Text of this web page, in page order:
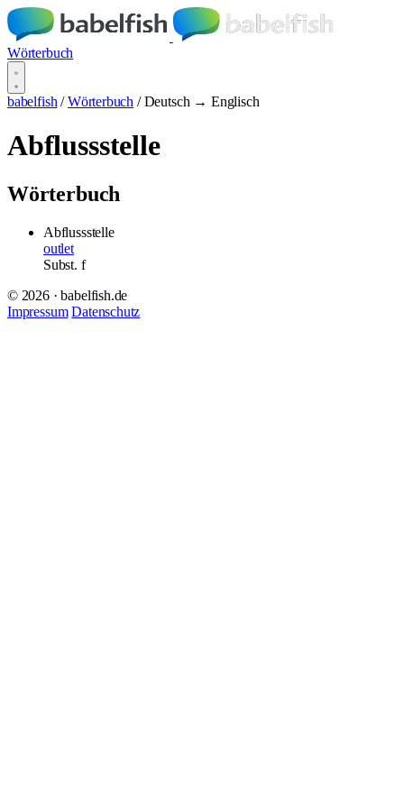
Wörterbuch
babelfish / Wörterbuch / Deutsch → Englisch
Abflussstelle
Wörterbuch
Abflussstelle
outlet
Subst. f
© 2026 · babelfish.de
Impressum Datenschutz